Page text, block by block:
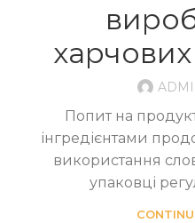
Попит на
інгредієнтами
використання
упаковці